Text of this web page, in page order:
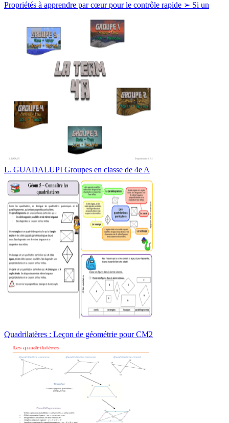
Propriétés à apprendre par cœur pour le contrôle rapide ➢ Si un
L. GUADALUPI Groupes en classe de 4e A
Quadrilatères : Leçon de géométrie pour CM2